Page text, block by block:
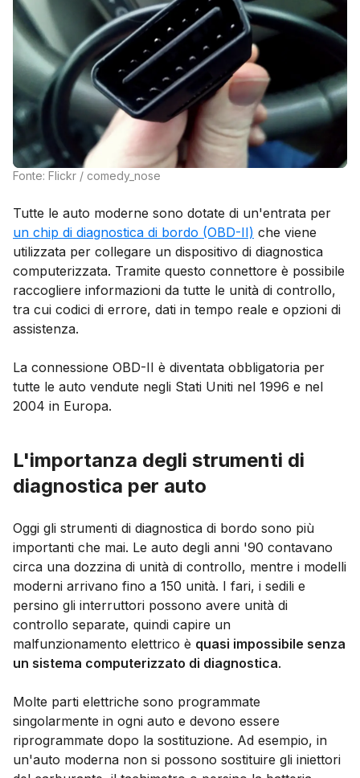
Fonte: Flickr / comedy_nose
Tutte le auto moderne sono dotate di un'entrata per
un chip di diagnostica di bordo (OBD-II) che viene
utilizzata per collegare un dispositivo di diagnostica
computerizzata. Tramite questo connettore è possibile
raccogliere informazioni da tutte le unità di controllo,
tra cui codici di errore, dati in tempo reale e opzioni di
assistenza.
La connessione OBD-II è diventata obbligatoria per
tutte le auto vendute negli Stati Uniti nel 1996 e nel
2004 in Europa.
L'importanza degli strumenti di
diagnostica per auto
Oggi gli strumenti di diagnostica di bordo sono più
importanti che mai. Le auto degli anni '90 contavano
circa una dozzina di unità di controllo, mentre i modelli
moderni arrivano fino a 150 unità. I fari, i sedili e
persino gli interruttori possono avere unità di
controllo separate, quindi capire un
malfunzionamento elettrico è quasi impossibile senza
un sistema computerizzato di diagnostica.
Molte parti elettriche sono programmate
singolarmente in ogni auto e devono essere
riprogrammate dopo la sostituzione. Ad esempio, in
un'auto moderna non si possono sostituire gli iniettori